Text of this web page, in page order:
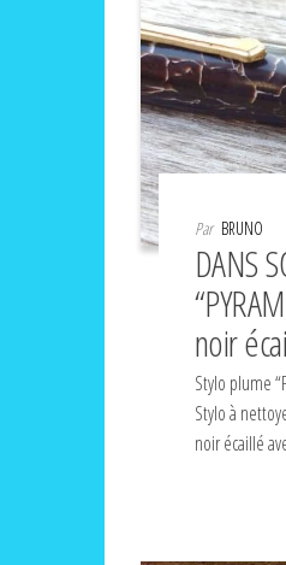
Par BRUNO
DANS
noir
Stylo plume
Stylo à
noir écaillé